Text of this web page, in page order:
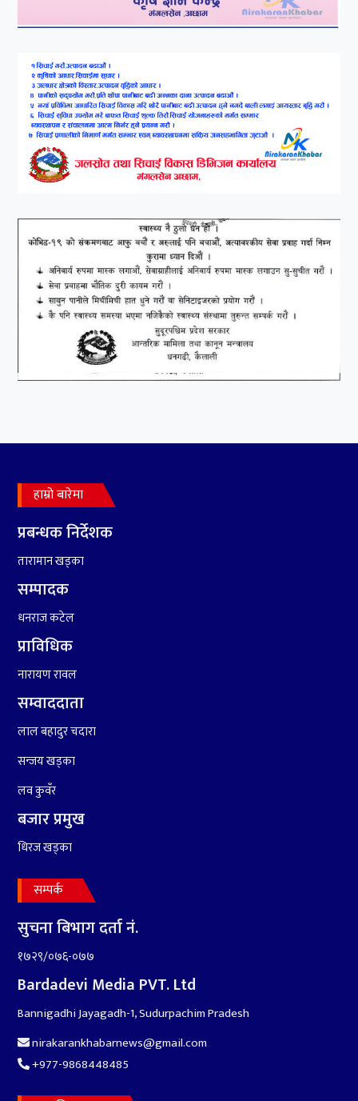
हाम्रो बारेमा
प्रबन्धक निर्देशक
तारामान खड्का
सम्पादक
धनराज कटेल
प्राविधिक
नारायण रावल
सम्वाददाता
लाल बहादुर चदारा
सन्जय खड्का
लव कुवँर
बजार प्रमुख
धिरज खड्का
सम्पर्क
सुचना बिभाग दर्ता नं.
१७२९/०७६-०७७
Bardadevi Media PVT. Ltd
Bannigadhi Jayagadh-1, Sudurpachim Pradesh
nirakarankhabarnews@gmail.com
+977-9868448485